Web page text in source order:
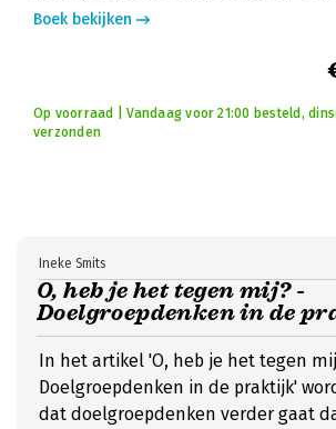
Boek bekijken
Op voorraad | Vandaag voor 21:00 besteld,
verzonden
O, heb je het tegen mij? -
Doelgroepdenken in de
Ineke Smits
In het artikel 'O, heb je het tegen
Doelgroepdenken in de praktijk'
dat doelgroepdenken verder gaat